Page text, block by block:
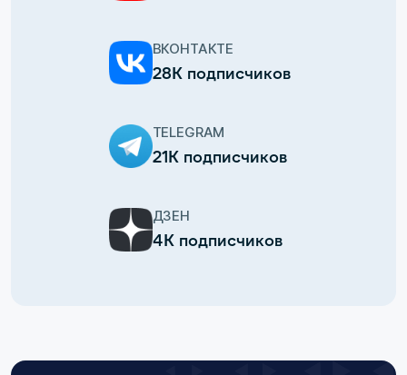
ВКОНТАКТЕ
28К подписчиков
TELEGRAM
21К подписчиков
ДЗЕН
4К подписчиков